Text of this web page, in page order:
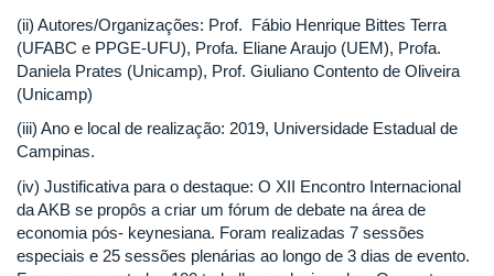
(ii) Autores/Organizações: Prof. Fábio Henrique Bittes Terra
(UFABC e PPGE-UFU), Profa. Eliane Araujo (UEM), Profa.
Daniela Prates (Unicamp), Prof. Giuliano Contento de Oliveira
(Unicamp)
(iii) Ano e local de realização: 2019, Universidade Estadual de
Campinas.
(iv) Justificativa para o destaque: O XII Encontro Internacional
da AKB se propôs a criar um fórum de debate na área de
economia pós- keynesiana. Foram realizadas 7 sessões
especiais e 25 sessões plenárias ao longo de 3 dias de evento.